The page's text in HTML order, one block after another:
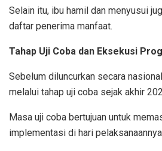
Selain itu, ibu hamil dan menyusui
daftar penerima manfaat.
Tahap Uji Coba dan Eksekusi
Sebelum diluncurkan secara
melalui tahap uji coba sejak akhir
Masa uji coba bertujuan untuk
implementasi di hari